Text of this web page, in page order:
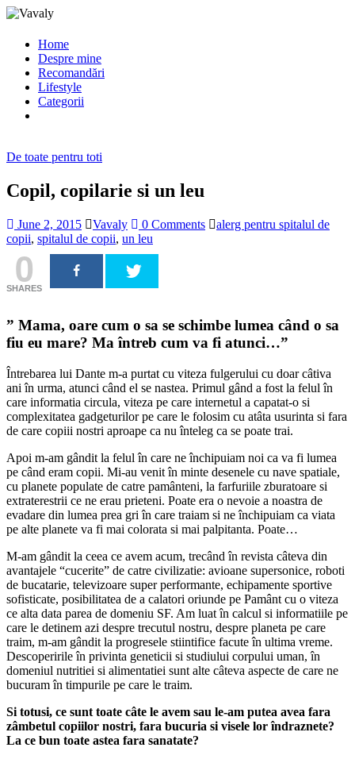
Home
Despre mine
Recomandări
Lifestyle
Categorii
De toate pentru toti
Copil, copilarie si un leu
June 2, 2015 Vavaly 0 Comments
alerg pentru spitalul de
copii, spitalul de copii, un leu
0
SHARES
” Mama, oare cum o sa se schimbe lumea când o sa
fiu eu mare? Ma întreb cum va fi atunci…”
Întrebarea lui Dante m-a purtat cu viteza fulgerului cu doar câtiva
ani în urma, atunci când el se nastea. Primul gând a fost la felul în
care informatia circula, viteza pe care internetul a capatat-o si
complexitatea gadgeturilor pe care le folosim cu atâta usurinta si fara
de care copiii nostri aproape ca nu înteleg ca se poate trai.
Apoi m-am gândit la felul în care ne închipuiam noi ca va fi lumea
pe când eram copii. Mi-au venit în minte desenele cu nave spatiale,
cu planete populate de catre pamânteni, la farfuriile zburatoare si
extraterestrii ce ne erau prieteni. Poate era o nevoie a noastra de
evadare din lumea prea gri în care traiam si ne închipuiam ca viata
pe alte planete va fi mai colorata si mai palpitanta. Poate…
M-am gândit la ceea ce avem acum, trecând în revista câteva din
avantajele “cucerite” de catre civilizatie: avioane supersonice, roboti
de bucatarie, televizoare super performante, echipamente sportive
sofisticate, posibilitatea de a calatori oriunde pe Pamânt cu o viteza
ce alta data parea de domeniu SF. Am luat în calcul si informatiile pe
care le detinem azi despre trecutul nostru, despre planeta pe care
traim, m-am gândit la progresele stiintifice facute în ultima vreme.
Descoperirile în privinta geneticii si studiului corpului uman, în
domeniul nutritiei si alimentatiei sunt alte câteva aspecte de care ne
bucuram în timpurile pe care le traim.
Si totusi, ce sunt toate câte le avem sau le-am putea avea fara
zâmbetul copiilor nostri, fara bucuria si visele lor îndraznete?
La ce bun toate astea fara sanatate?